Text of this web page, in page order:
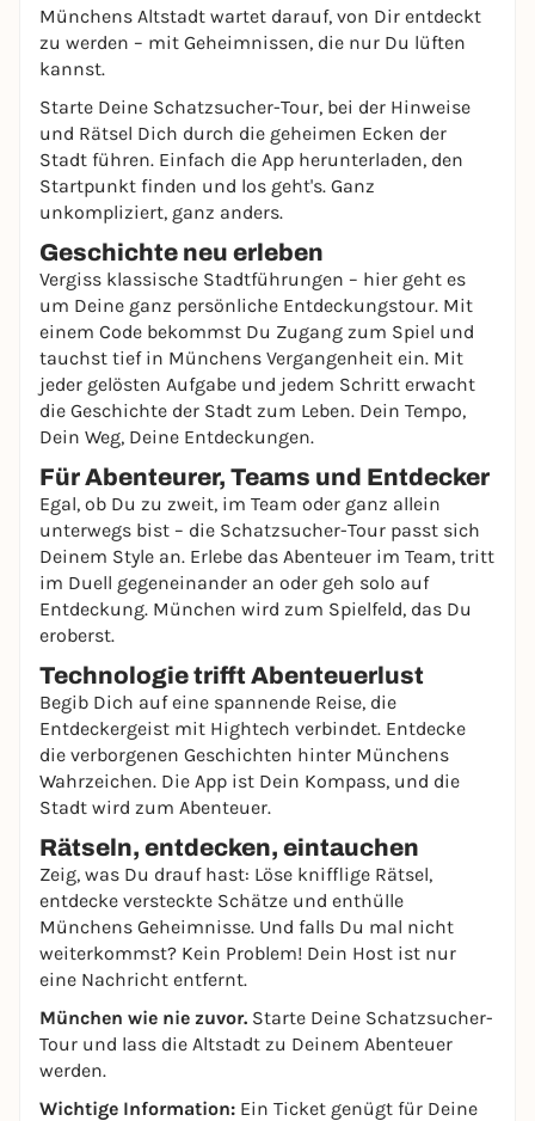
Münchens Altstadt wartet darauf, von Dir entdeckt
zu werden – mit Geheimnissen, die nur Du lüften
kannst.
Starte Deine Schatzsucher-Tour, bei der Hinweise
und Rätsel Dich durch die geheimen Ecken der
Stadt führen. Einfach die App herunterladen, den
Startpunkt finden und los geht's. Ganz
unkompliziert, ganz anders.
Geschichte neu erleben
Vergiss klassische Stadtführungen – hier geht es
um Deine ganz persönliche Entdeckungstour. Mit
einem Code bekommst Du Zugang zum Spiel und
tauchst tief in Münchens Vergangenheit ein. Mit
jeder gelösten Aufgabe und jedem Schritt erwacht
die Geschichte der Stadt zum Leben. Dein Tempo,
Dein Weg, Deine Entdeckungen.
Für Abenteurer, Teams und Entdecker
Egal, ob Du zu zweit, im Team oder ganz allein
unterwegs bist – die Schatzsucher-Tour passt sich
Deinem Style an. Erlebe das Abenteuer im Team, tritt
im Duell gegeneinander an oder geh solo auf
Entdeckung. München wird zum Spielfeld, das Du
eroberst.
Technologie trifft Abenteuerlust
Begib Dich auf eine spannende Reise, die
Entdeckergeist mit Hightech verbindet. Entdecke
die verborgenen Geschichten hinter Münchens
Wahrzeichen. Die App ist Dein Kompass, und die
Stadt wird zum Abenteuer.
Rätseln, entdecken, eintauchen
Zeig, was Du drauf hast: Löse knifflige Rätsel,
entdecke versteckte Schätze und enthülle
Münchens Geheimnisse. Und falls Du mal nicht
weiterkommst? Kein Problem! Dein Host ist nur
eine Nachricht entfernt.
München wie nie zuvor. Starte Deine Schatzsucher-
Tour und lass die Altstadt zu Deinem Abenteuer
werden.
Wichtige Information: Ein Ticket genügt für Deine